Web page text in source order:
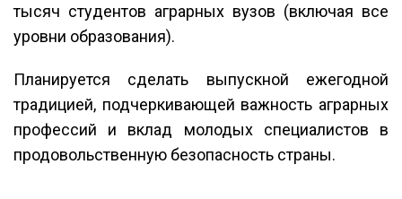
тысяч студентов аграрных вузов (включая все
уровни образования).
Планируется сделать выпускной ежегодной
традицией, подчеркивающей важность аграрных
профессий и вклад молодых специалистов в
продовольственную безопасность страны.